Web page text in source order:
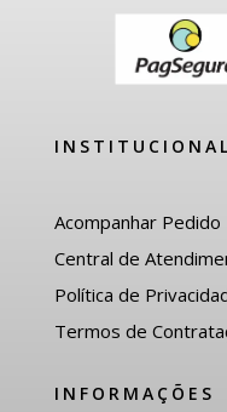
INSTITUCIONAL
Acompanhar Pedido
Central de
Política de
Termos de
INFORMAÇÕES